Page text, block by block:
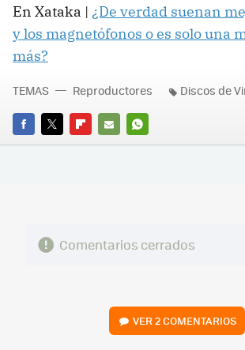
En Xataka | ¿De verdad suenan
y los magnetófonos o es solo una
más?
FACEBOOK
TWITTERFLIPBOARD
E-
WHATSAPP
TEMAS Reproductores Discos de
Comentarios cerrados
VER2 COMENTARIOS